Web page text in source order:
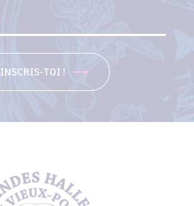
INSCRIS-TOI !